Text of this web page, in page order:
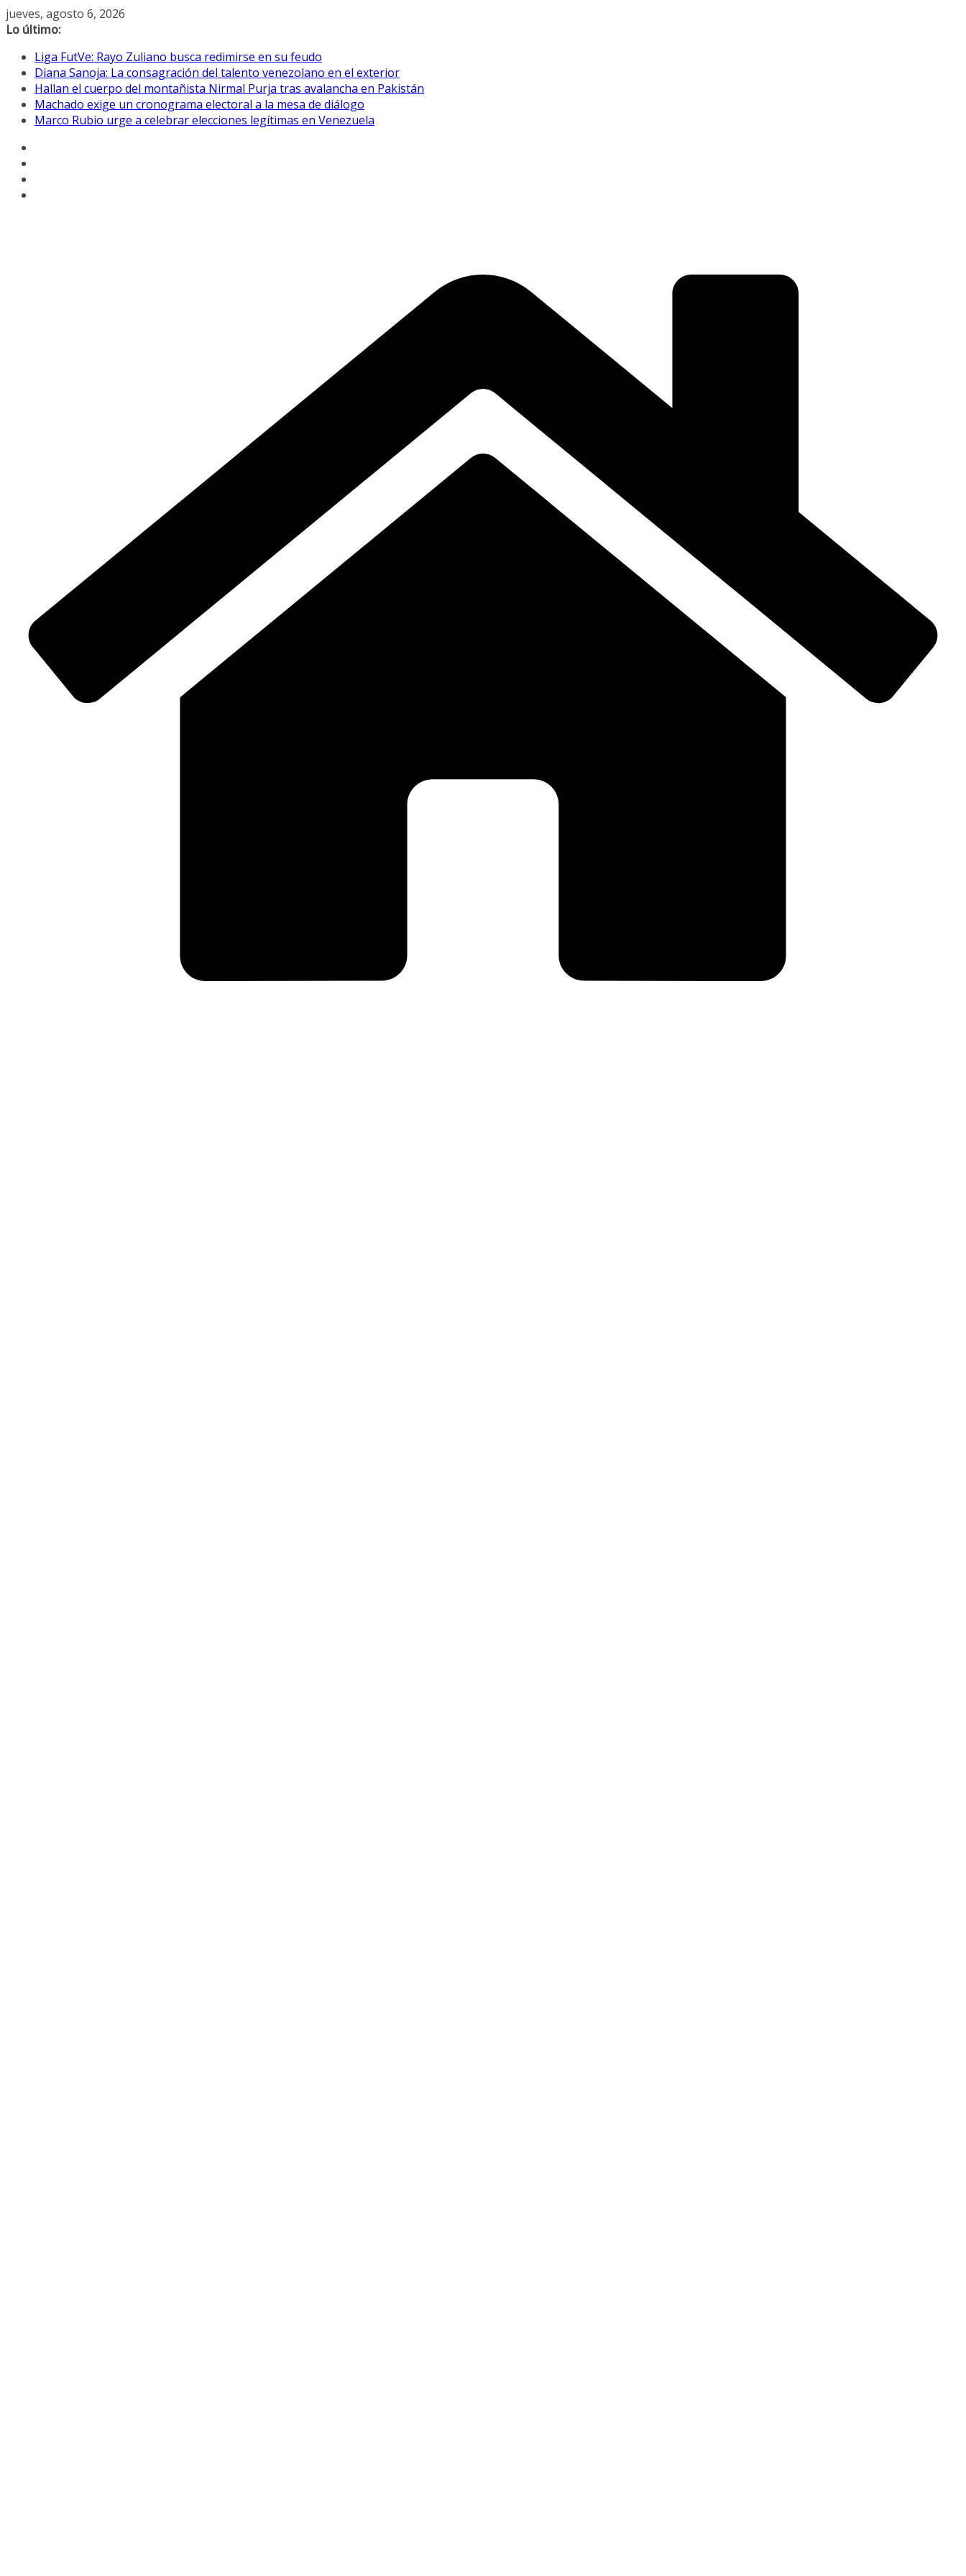
Saltar
al
jueves, agosto 6, 2026
Lo último:
Liga FutVe: Rayo Zuliano busca redimirse en su feudo
Diana Sanoja: La consagración del talento venezolano en el exterior
Hallan el cuerpo del montañista Nirmal Purja tras avalancha en Pakistán
Machado exige un cronograma electoral a la mesa de diálogo
Marco Rubio urge a celebrar elecciones legítimas en Venezuela